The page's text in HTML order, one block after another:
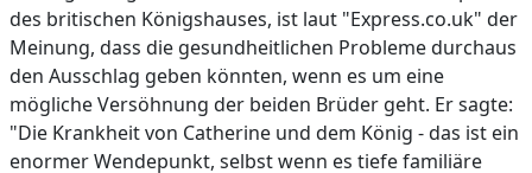
des britischen Königshauses, ist laut "Express.co.uk" der
Meinung, dass die gesundheitlichen Probleme durchaus
den Ausschlag geben könnten, wenn es um eine
mögliche Versöhnung der beiden Brüder geht. Er sagte:
"Die Krankheit von Catherine und dem König - das ist ein
enormer Wendepunkt, selbst wenn es tiefe familiäre